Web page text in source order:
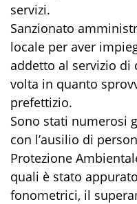
servizi.
Sanzionato
locale per aver
addetto al servizio di
volta in quanto
prefettizio.
Sono stati numerosi
con l’ausilio di
Protezione
quali è stato
fonometrici, il